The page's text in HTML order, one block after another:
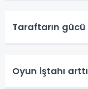
Taraftarın gücü
Oyun iştahı arttı